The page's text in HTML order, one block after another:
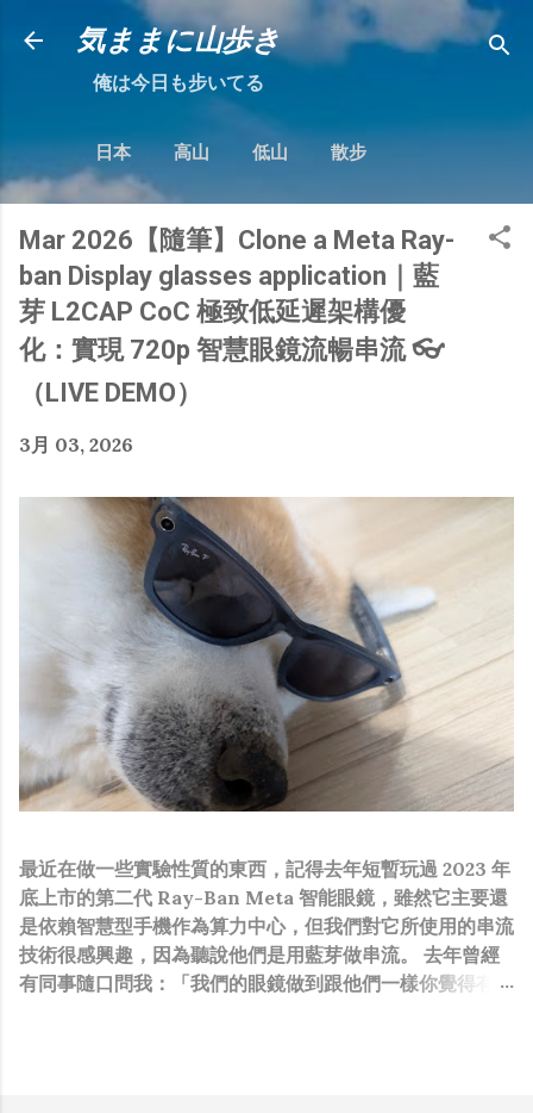
跳到主要內容
気ままに山歩き
俺は今日も步いてる
日本 高山 低山 散步
Mar 2026【隨筆】Clone a Meta Ray-
ban Display glasses application｜藍
芽 L2CAP CoC 極致低延遲架構優
化：實現 720p 智慧眼鏡流暢串流 👓
（LIVE DEMO）
3月 03, 2026
最近在做一些實驗性質的東西，記得去年短暫玩過 2023 年
底上市的第二代 Ray-Ban Meta 智能眼鏡，雖然它主要還
是依賴智慧型手機作為算力中心，但我們對它所使用的串流
技術很感興趣，因為聽說他們是用藍芽做串流。 去年曾經
有同事隨口問我：「我們的眼鏡做到跟他們一樣你覺得有可